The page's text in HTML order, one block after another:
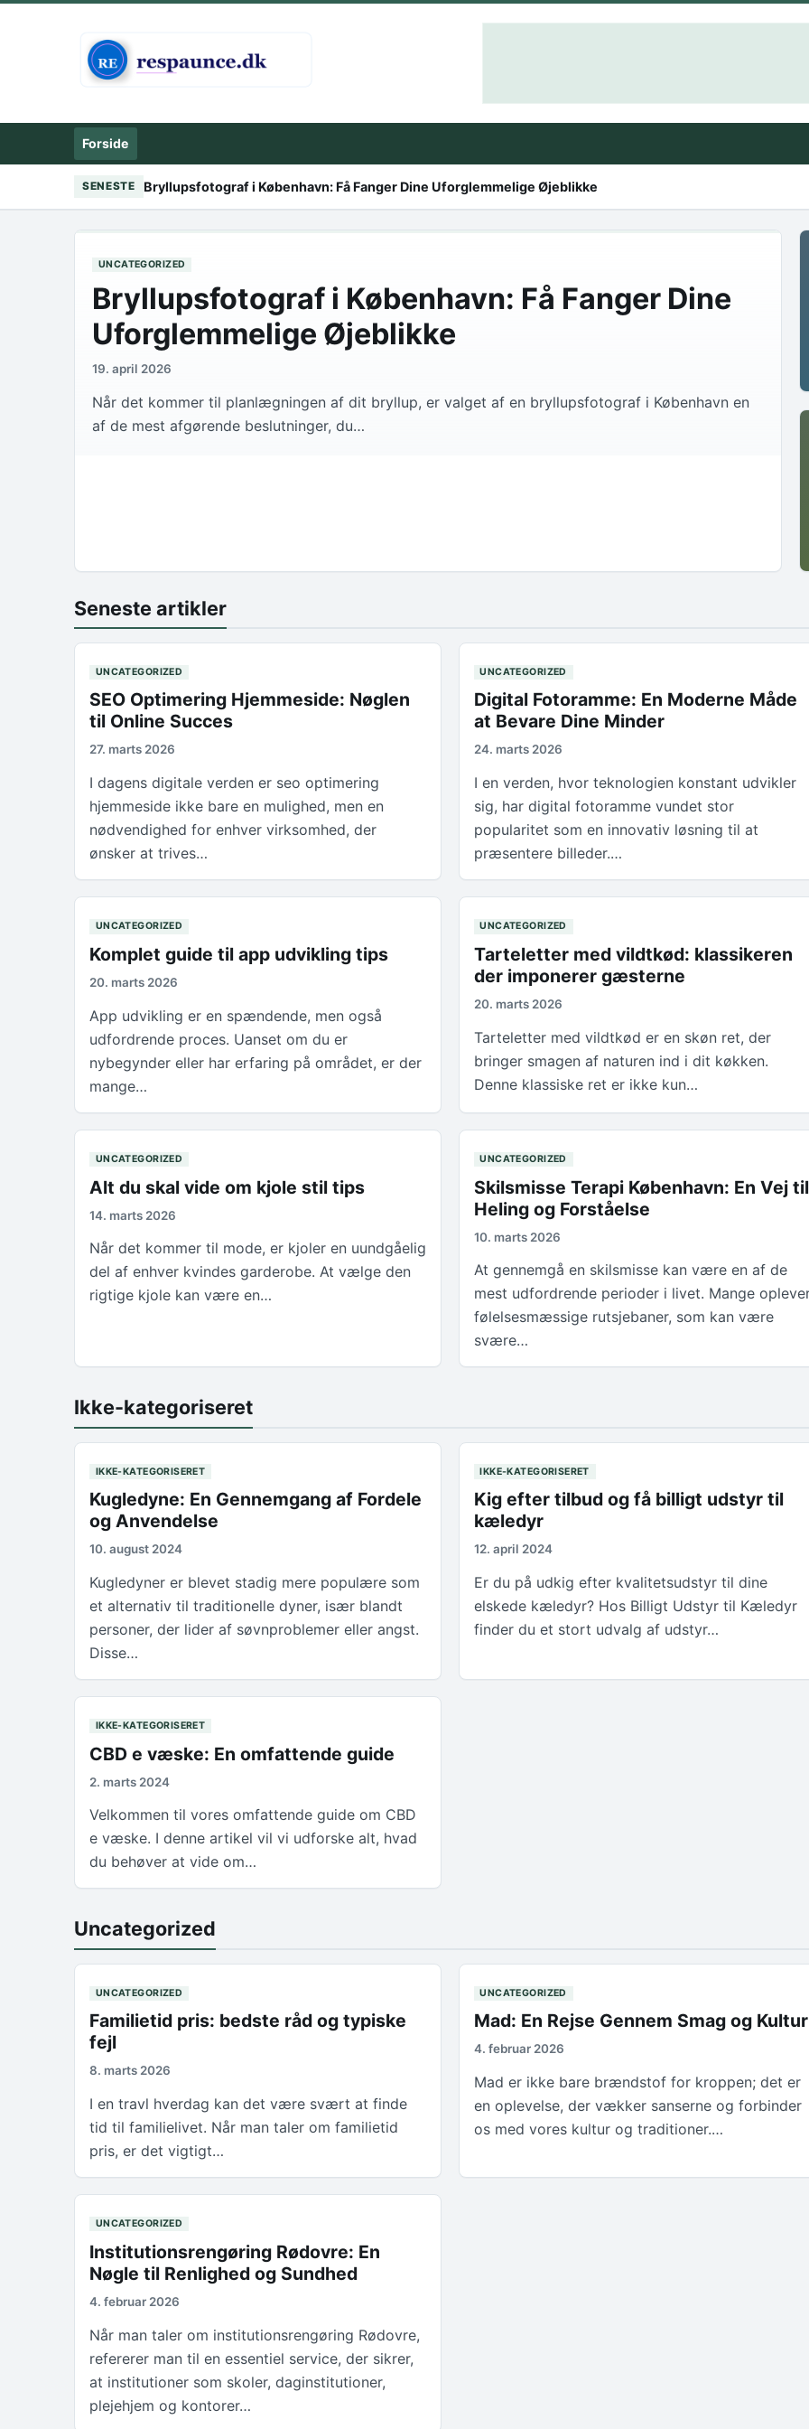
Forside
SENESTE Bryllupsfotograf i København: Få Fanger Dine Uforglemmelige Øjeblikke
UNCATEGORIZED
Bryllupsfotograf i København: Få Fanger Dine
Uforglemmelige Øjeblikke
19. april 2026
Når det kommer til planlægningen af dit bryllup, er valget af en bryllupsfotograf i København en
af de mest afgørende beslutninger, du…
Seneste artikler
UNCATEGORIZED
SEO Optimering Hjemmeside: Nøglen
til Online Succes
27. marts 2026
I dagens digitale verden er seo optimering
hjemmeside ikke bare en mulighed, men en
nødvendighed for enhver virksomhed, der
ønsker at trives…
UNCATEGORIZED
Digital Fotoramme: En Moderne Måde
at Bevare Dine Minder
24. marts 2026
I en verden, hvor teknologien konstant udvikler
sig, har digital fotoramme vundet stor
popularitet som en innovativ løsning til at
præsentere billeder.…
UNCATEGORIZED
Komplet guide til app udvikling tips
20. marts 2026
App udvikling er en spændende, men også
udfordrende proces. Uanset om du er
nybegynder eller har erfaring på området, er der
mange…
UNCATEGORIZED
Tarteletter med vildtkød: klassikeren
der imponerer gæsterne
20. marts 2026
Tarteletter med vildtkød er en skøn ret, der
bringer smagen af naturen ind i dit køkken.
Denne klassiske ret er ikke kun…
UNCATEGORIZED
Alt du skal vide om kjole stil tips
14. marts 2026
Når det kommer til mode, er kjoler en uundgåelig
del af enhver kvindes garderobe. At vælge den
rigtige kjole kan være en…
UNCATEGORIZED
Skilsmisse Terapi København: En Vej til
Heling og Forståelse
10. marts 2026
At gennemgå en skilsmisse kan være en af de
mest udfordrende perioder i livet. Mange
følelsesmæssige rutsjebaner, som kan være
svære…
Ikke-kategoriseret
IKKE-KATEGORISERET
Kugledyne: En Gennemgang af Fordele
og Anvendelse
10. august 2024
Kugledyner er blevet stadig mere populære som
et alternativ til traditionelle dyner, især blandt
personer, der lider af søvnproblemer eller angst.
Disse…
IKKE-KATEGORISERET
Kig efter tilbud og få billigt udstyr til
kæledyr
12. april 2024
Er du på udkig efter kvalitetsudstyr til dine
elskede kæledyr? Hos Billigt Udstyr til Kæledyr
finder du et stort udvalg af udstyr…
IKKE-KATEGORISERET
CBD e væske: En omfattende guide
2. marts 2024
Velkommen til vores omfattende guide om CBD
e væske. I denne artikel vil vi udforske alt, hvad
du behøver at vide om…
Uncategorized
UNCATEGORIZED
Familietid pris: bedste råd og typiske
fejl
8. marts 2026
I en travl hverdag kan det være svært at finde
tid til familielivet. Når man taler om familietid
pris, er det vigtigt…
UNCATEGORIZED
Mad: En Rejse Gennem Smag og Kultur
4. februar 2026
Mad er ikke bare brændstof for kroppen; det er
en oplevelse, der vækker sanserne og forbinder
os med vores kultur og traditioner.…
UNCATEGORIZED
Institutionsrengøring Rødovre: En
Nøgle til Renlighed og Sundhed
4. februar 2026
Når man taler om institutionsrengøring Rødovre,
refererer man til en essentiel service, der sikrer,
at institutioner som skoler, daginstitutioner,
plejehjem og kontorer…